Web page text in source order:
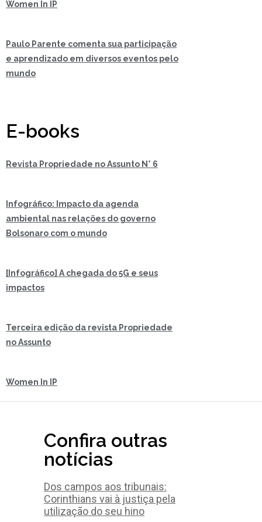
Women In IP
Paulo Parente comenta sua participação
e aprendizado em diversos eventos pelo
mundo
E-books
Revista Propriedade no Assunto N° 6
Infográfico: Impacto da agenda
ambiental nas relações do governo
Bolsonaro com o mundo
[Infográfico] A chegada do 5G e seus
impactos
Terceira edição da revista Propriedade
no Assunto
Women In IP
Confira outras
notícias
Dos campos aos tribunais:
Corinthians vai à justiça pela
utilização do seu hino